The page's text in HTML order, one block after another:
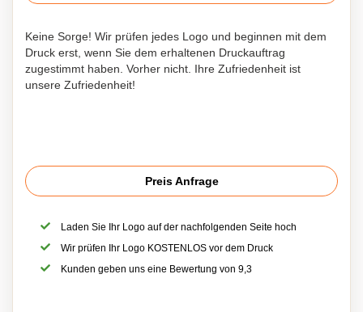
Keine Sorge! Wir prüfen jedes Logo und beginnen mit dem
Druck erst, wenn Sie dem erhaltenen Druckauftrag
zugestimmt haben. Vorher nicht. Ihre Zufriedenheit ist
unsere Zufriedenheit!
Preis Anfrage
Laden Sie Ihr Logo auf der nachfolgenden Seite hoch
Wir prüfen Ihr Logo KOSTENLOS vor dem Druck
Kunden geben uns eine Bewertung von 9,3